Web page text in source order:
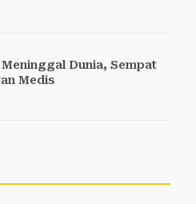
Dunia, Sempat
Medis